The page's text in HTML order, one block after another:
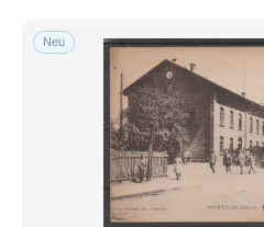
Neu